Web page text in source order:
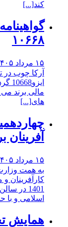
ی
۵۱۲
برند می باشد.
برتر
۴۸۴
همت وزارت صمت
1401 در سالن
و با حضور[...]
تجلیل از ۱۰ برند برتر سال